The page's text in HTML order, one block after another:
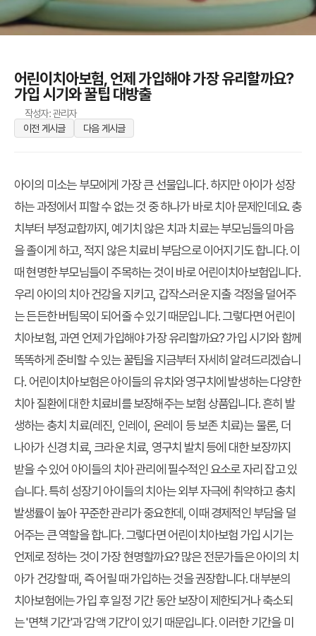
어린이치아보험, 언제 가입해야 가장 유리할까요?
가입 시기와 꿀팁 대방출
작성자: 관리자
이전 게시글
다음 게시글
아이의 미소는 부모에게 가장 큰 선물입니다. 하지만 아이가 성장
하는 과정에서 피할 수 없는 것 중 하나가 바로 치아 문제인데요. 충
치부터 부정교합까지, 예기치 않은 치과 치료는 부모님들의 마음
을 졸이게 하고, 적지 않은 치료비 부담으로 이어지기도 합니다. 이
때 현명한 부모님들이 주목하는 것이 바로 어린이치아보험입니다.
우리 아이의 치아 건강을 지키고, 갑작스러운 지출 걱정을 덜어주
는 든든한 버팀목이 되어줄 수 있기 때문입니다. 그렇다면 어린이
치아보험, 과연 언제 가입해야 가장 유리할까요? 가입 시기와 함께
똑똑하게 준비할 수 있는 꿀팁을 지금부터 자세히 알려드리겠습니
다. 어린이치아보험은 아이들의 유치와 영구치에 발생하는 다양한
치아 질환에 대한 치료비를 보장해주는 보험 상품입니다. 흔히 발
생하는 충치 치료(레진, 인레이, 온레이 등 보존 치료)는 물론, 더
나아가 신경 치료, 크라운 치료, 영구치 발치 등에 대한 보장까지
받을 수 있어 아이들의 치아 관리에 필수적인 요소로 자리 잡고 있
습니다. 특히 성장기 아이들의 치아는 외부 자극에 취약하고 충치
발생률이 높아 꾸준한 관리가 중요한데, 이때 경제적인 부담을 덜
어주는 큰 역할을 합니다. 그렇다면 어린이치아보험 가입 시기는
언제로 정하는 것이 가장 현명할까요? 많은 전문가들은 아이의 치
아가 건강할 때, 즉 어릴 때 가입하는 것을 권장합니다. 대부분의
치아보험에는 가입 후 일정 기간 동안 보장이 제한되거나 축소되
는 '면책 기간'과 '감액 기간'이 있기 때문입니다. 이러한 기간을 미